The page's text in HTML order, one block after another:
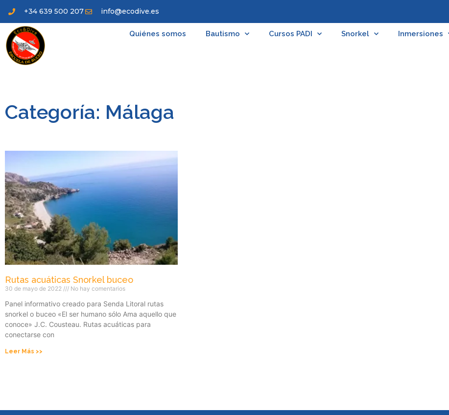
+34 639 500 207 info@ecodive.es
Quiénes somos Bautismo Cursos PADI Snorkel Inmersiones
Categoría: Málaga
Rutas acuáticas Snorkel buceo
30 de mayo de 2022 No hay comentarios
Panel informativo creado para Senda Litoral rutas
snorkel o buceo «El ser humano sólo Ama aquello que
conoce» J.C. Cousteau. Rutas acuáticas para
conectarse con
Leer Más >>